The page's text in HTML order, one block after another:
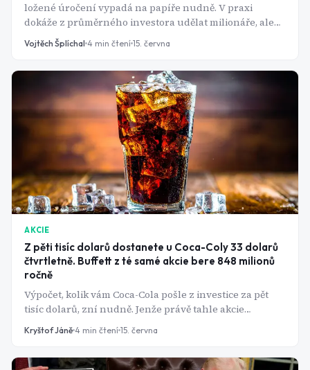
ložené úročení vypadá na papíře nudně. V praxi
dokáže z průměrného investora udělat milionáře, ale
jen pokud mu dáte dost času.
Vojtěch Šplíchal 4 min čtení 15. června
AKCIE
Z pěti tisíc dolarů dostanete u Coca-Coly 33 dolarů
čtvrtletně. Buffett z té samé akcie bere 848 milionů
ročně
Výpočet, kolik vám Coca-Cola pošle z investice za pět
tisíc dolarů, zní nudně. Jenže právě tahle akcie
ukazuje, co s penězi udělá šest desetiletí rostoucích
dividend a proč ji Warren Buffett, přes třicet let,
Kryštof Jáně 4 min čtení 15. června